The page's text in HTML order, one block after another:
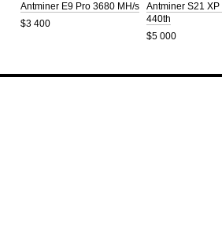
Antminer E9 Pro 3680 MH/s
$3 400
Antminer S21 XP
440th
$5 000